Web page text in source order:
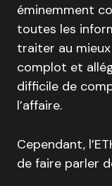
éminemment
toutes les
traiter au
complot et
difficile de
l’affaire.
Cependant,
de faire parler